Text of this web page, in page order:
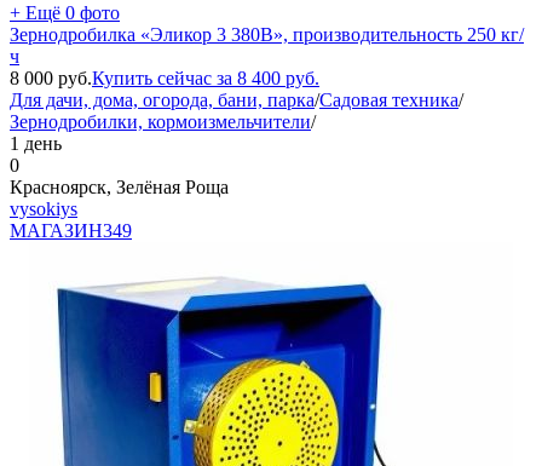
+ Ещё 0 фото
Зернодробилка «Эликор 3 380В», производительность 250 кг/
ч
8 000 руб.Купить сейчас за 8 400 руб.
Для дачи, дома, огорода, бани, парка/Садовая техника/
Зернодробилки, кормоизмельчители/
1 день
0
Красноярск, Зелёная Роща
vysokiys
МАГАЗИН349